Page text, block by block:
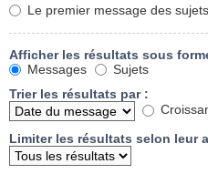
Le premier message des
Afficher les résultats sous
Messages
Sujets
Trier les résultats par :
Limiter les résultats selon leur